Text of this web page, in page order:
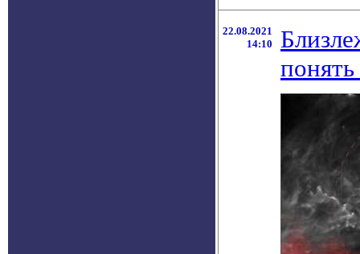
22.08.2021
14:10